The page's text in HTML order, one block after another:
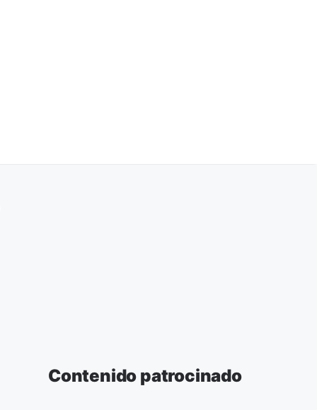
Contenido patrocinado